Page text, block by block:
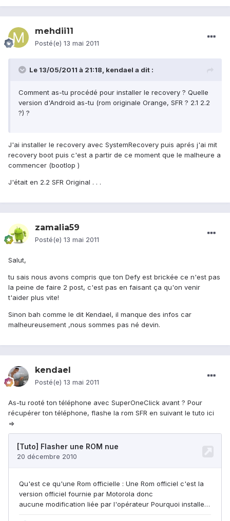
mehdii11
Posté(e) 13 mai 2011
Le 13/05/2011 à 21:18, kendael a dit :
Comment as-tu procédé pour installer le recovery ? Quelle
version d'Android as-tu (rom originale Orange, SFR ? 2.1 2.2
?) ?
J'ai installer le recovery avec SystemRecovery puis aprés j'ai mit
recovery boot puis c'est a partir de ce moment que le malheure a
commencer (bootlop )
J'était en 2.2 SFR Original . . .
zamalia59
Posté(e) 13 mai 2011
Salut,
tu sais nous avons compris que ton Defy est brickée ce n'est pas
la peine de faire 2 post, c'est pas en faisant ça qu'on venir
t'aider plus vite!
Sinon bah comme le dit Kendael, il manque des infos car
malheureusement ,nous sommes pas né devin.
kendael
Posté(e) 13 mai 2011
As-tu rooté ton téléphone avec SuperOneClick avant ? Pour
récupérer ton téléphone, flashe la rom SFR en suivant le tuto ici
=>